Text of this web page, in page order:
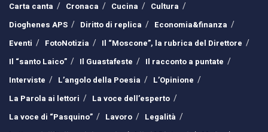
Carta canta
Cronaca Cucina
Cultura
Dioghenes APS
Diritto di replica
Economia&finanza
Eventi
FotoNotizia
Il “Moscone”, la rubrica del Direttore
Il “santo Laico”
Il Guastafeste
Il racconto a puntate
Interviste
L’angolo della Poesia
L’Opinione
La Parola ai lettori
La voce dell’esperto
La voce di “Pasquino”
Lavoro
Legalità